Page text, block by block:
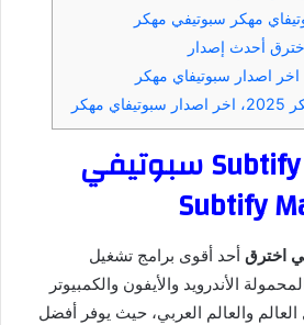
مهكر سبوتيفي مهكر
أحدث إصدار
Subtify Mahkar 2025 سبوتيفي
اخترق أحد أقوى برامج تشغيل
الأندرويد والأيفون والكمبيوتر
والعالم العربي، حيث يوفر أفضل